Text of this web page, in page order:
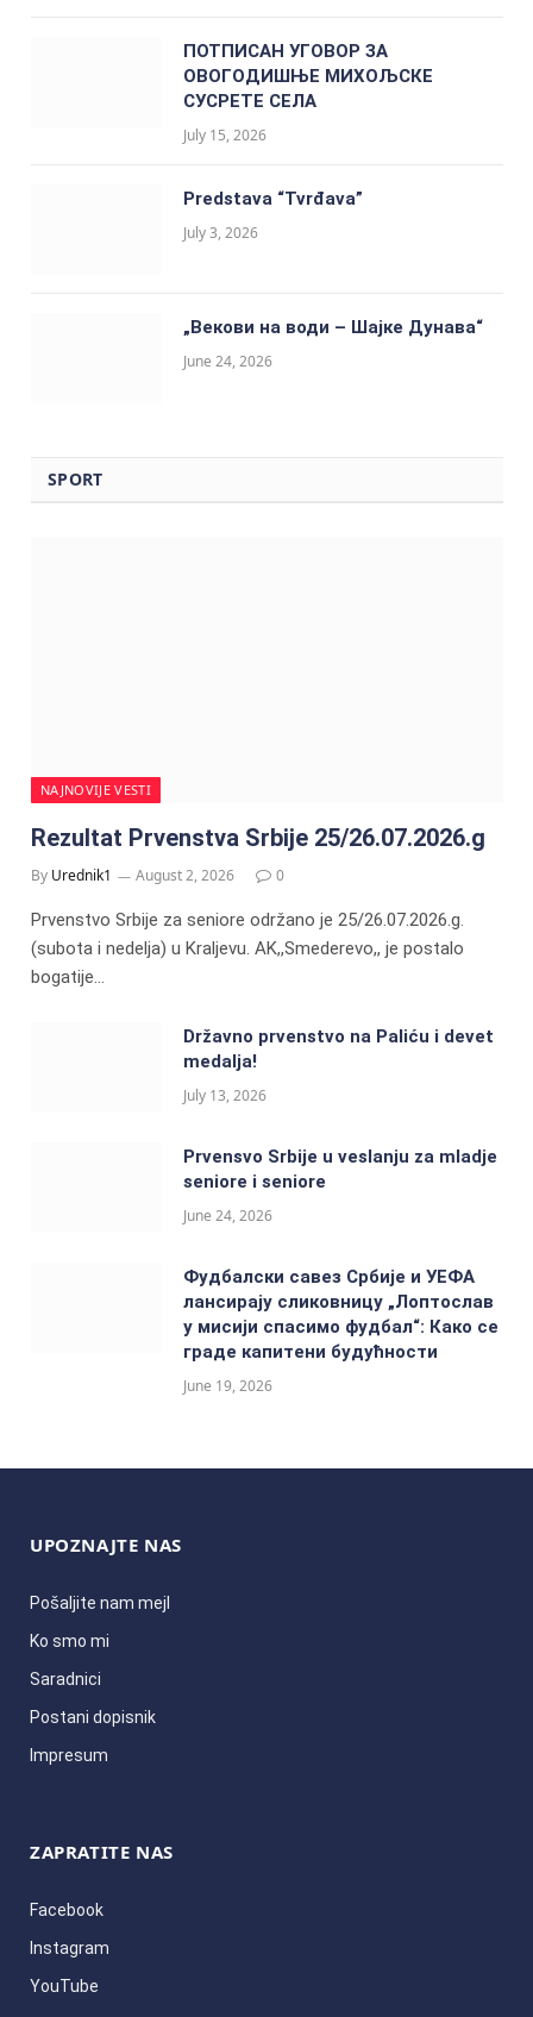
ПОТПИСАН УГОВОР ЗА
ОВОГОДИШЊЕ МИХОЉСКЕ
СУСРЕТЕ СЕЛА
July 15, 2026
Predstava “Tvrđava”
July 3, 2026
„Векови на води – Шајке Дунава“
June 24, 2026
SPORT
NAJNOVIJE VESTI
Rezultat Prvenstva Srbije 25/26.07.2026.g
By Urednik1 August 2, 2026 0
Prvenstvo Srbije za seniore održano je 25/26.07.2026.g.
(subota i nedelja) u Kraljevu. AK,,Smederevo,, je postalo
bogatije…
Državno prvenstvo na Paliću i devet
medalja!
July 13, 2026
Prvensvo Srbije u veslanju za mladje
seniore i seniore
June 24, 2026
Фудбалски савез Србије и УЕФА
лансирају сликовницу „Лоптослав
у мисији спасимо фудбал“: Како се
граде капитени будућности
June 19, 2026
UPOZNAJTE NAS
Pošaljite nam mejl
Ko smo mi
Saradnici
Postani dopisnik
Impresum
ZAPRATITE NAS
Facebook
Instagram
YouTube